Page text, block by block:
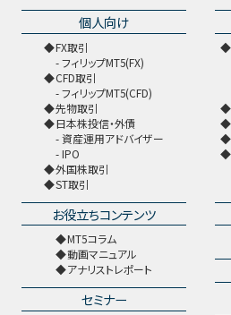
個人向け
FX取引
フィリップMT5(FX)
CFD取引
フィリップMT5(CFD)
先物取引
日本株投信・外債
資産運用アドバイザー
IPO
外国株取引
ST取引
お役立ちコンテンツ
MT5コラム
動画マニュアル
アナリストレポート
セミナー